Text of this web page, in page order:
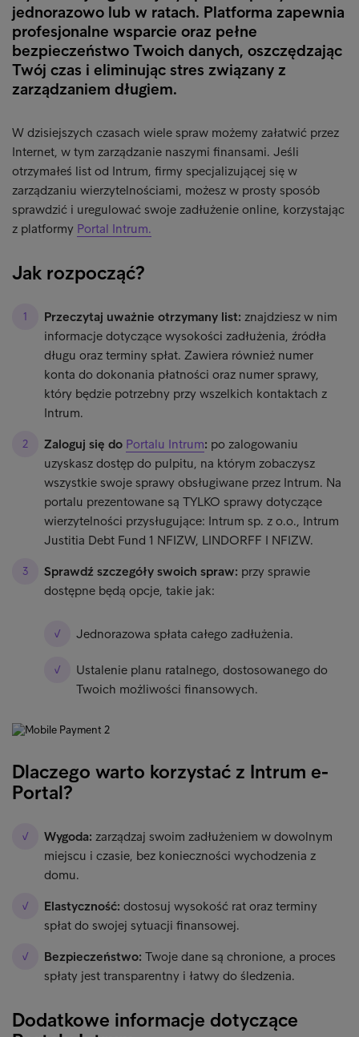
jednorazowo lub w ratach. Platforma zapewnia
profesjonalne wsparcie oraz pełne
bezpieczeństwo Twoich danych, oszczędzając
Twój czas i eliminując stres związany z
zarządzaniem długiem.
W dzisiejszych czasach wiele spraw możemy załatwić przez
Internet, w tym zarządzanie naszymi finansami. Jeśli
otrzymałeś list od Intrum, firmy specjalizującej się w
zarządzaniu wierzytelnościami, możesz w prosty sposób
sprawdzić i uregulować swoje zadłużenie online, korzystając
z platformy Portal Intrum.
Jak rozpocząć?
Przeczytaj uważnie otrzymany list: znajdziesz w nim
informacje dotyczące wysokości zadłużenia, źródła
długu oraz terminy spłat. Zawiera również numer
konta do dokonania płatności oraz numer sprawy,
który będzie potrzebny przy wszelkich kontaktach z
Intrum.​
Zaloguj się do Portalu Intrum: po zalogowaniu
uzyskasz dostęp do pulpitu, na którym zobaczysz
wszystkie swoje sprawy obsługiwane przez Intrum.​ Na
portalu prezentowane są TYLKO sprawy dotyczące
wierzytelności przysługujące: Intrum sp. z o.o., Intrum
Justitia Debt Fund 1 NFIZW, LINDORFF I NFIZW.
Sprawdź szczegóły swoich spraw: przy sprawie
dostępne będą opcje, takie jak:​
Jednorazowa spłata całego zadłużenia.​
Ustalenie planu ratalnego, dostosowanego do
Twoich możliwości finansowych.
Dlaczego warto korzystać z Intrum e-
Portal?
Wygoda: zarządzaj swoim zadłużeniem w dowolnym
miejscu i czasie, bez konieczności wychodzenia z
domu.​
Elastyczność: dostosuj wysokość rat oraz terminy
spłat do swojej sytuacji finansowej.​
Bezpieczeństwo: Twoje dane są chronione, a proces
spłaty jest transparentny i łatwy do śledzenia.
Dodatkowe informacje dotyczące